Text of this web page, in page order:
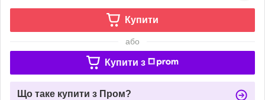
Купити
або
Купити з
Що таке купити з Пром?